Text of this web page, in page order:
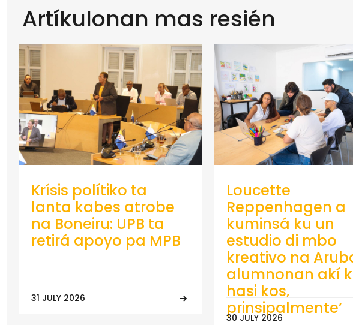
Artíkulonan mas resién
Krísis polítiko ta
lanta kabes atrobe
na Boneiru: UPB ta
retirá apoyo pa MPB
31 JULY 2026
Loucette
Reppenhagen a
kuminsá ku un
estudio di mbo
kreativo na
alumnonan akí
hasi kos,
prinsipalmente’
30 JULY 2026